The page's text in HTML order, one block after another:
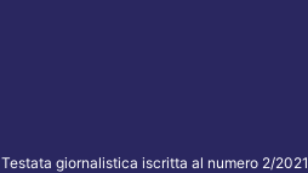
Testata giornalistica iscritta al numero 2/2021